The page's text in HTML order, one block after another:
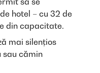
hotel – cu 32 de
din capacitate.
mai silențios
sau cămin